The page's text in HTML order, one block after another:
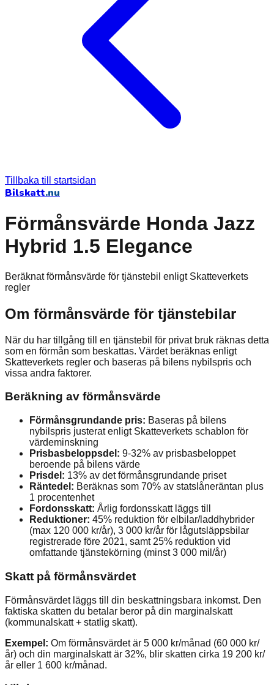
Tillbaka till startsidan
Bilskatt.nu
Förmånsvärde Honda Jazz
Hybrid 1.5 Elegance
Beräknat förmånsvärde för tjänstebil enligt Skatteverkets
regler
Om förmånsvärde för tjänstebilar
När du har tillgång till en tjänstebil för privat bruk räknas detta
som en förmån som beskattas. Värdet beräknas enligt
Skatteverkets regler och baseras på bilens nybilspris och
vissa andra faktorer.
Beräkning av förmånsvärde
Förmånsgrundande pris: Baseras på bilens
nybilspris justerat enligt Skatteverkets schablon för
värdeminskning
Prisbasbeloppsdel: 9-32% av prisbasbeloppet
beroende på bilens värde
Prisdel: 13% av det förmånsgrundande priset
Räntedel: Beräknas som 70% av statslåneräntan plus
1 procentenhet
Fordonsskatt: Årlig fordonsskatt läggs till
Reduktioner: 45% reduktion för elbilar/laddhybrider
(max 120 000 kr/år), 3 000 kr/år för lågutsläppsbilar
registrerade före 2021, samt 25% reduktion vid
omfattande tjänstekörning (minst 3 000 mil/år)
Skatt på förmånsvärdet
Förmånsvärdet läggs till din beskattningsbara inkomst. Den
faktiska skatten du betalar beror på din marginalskatt
(kommunalskatt + statlig skatt).
Exempel: Om förmånsvärdet är 5 000 kr/månad (60 000 kr/
år) och din marginalskatt är 32%, blir skatten cirka 19 200 kr/
år eller 1 600 kr/månad.